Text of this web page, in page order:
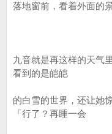
落地窗前，看着外面的
九音就是再这样的天气
看到的是皑皑
的白雪的世界，还让她
「行了？再睡一会